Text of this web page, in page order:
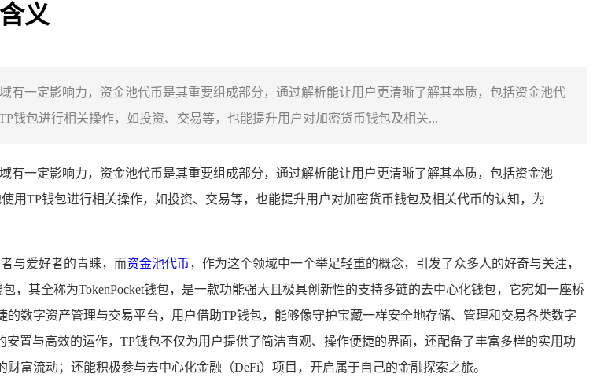
义
有一定影响力，资金池代币是其重要组成部分，通过解析能让用户更清晰了解其本质，包括资金池代
钱包进行相关操作，如投资、交易等，也能提升用户对加密货币钱包及相关...
有一定影响力，资金池代币是其重要组成部分，通过解析能让用户更清晰了解其本质，包括资金池
用TP钱包进行相关操作，如投资、交易等，也能提升用户对加密货币钱包及相关代币的认知，为
与爱好者的青睐，而资金池代币 ，作为这个领域中一个举足轻重的概念，引发了众多人的好奇与关注，
其全称为TokenPocket钱包，是一款功能强大且极具创新性的支持多链的去中心化钱包，它宛如一座桥
数字资产管理与交易平台，用户借助TP钱包，能够像守护宝藏一样安全地存储、管理和交易各类数字
置与高效的运作，TP钱包不仅为用户提供了简洁直观、操作便捷的界面，还配备了丰富多样的实用功
富流动；还能积极参与去中心化金融（DeFi）项目，开启属于自己的金融探索之旅。